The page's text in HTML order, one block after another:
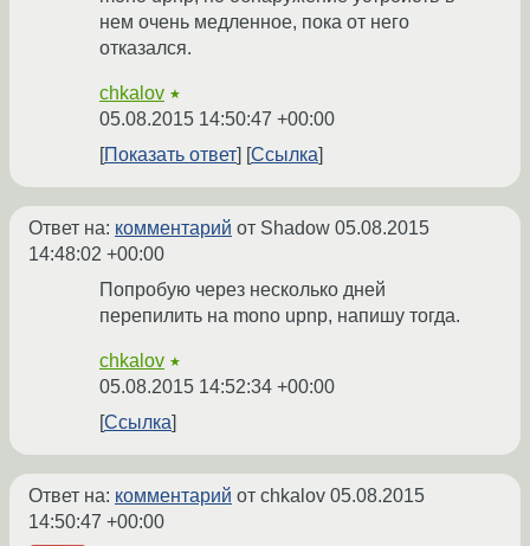
нем очень медленное, пока от него
отказался.
chkalov ★
05.08.2015 14:50:47 +00:00
Показать ответ
Ссылка
Ответ на: комментарий от Shadow 05.08.2015
14:48:02 +00:00
Попробую через несколько дней
перепилить на mono upnp, напишу тогда.
chkalov ★
05.08.2015 14:52:34 +00:00
Ссылка
Ответ на: комментарий от chkalov 05.08.2015
14:50:47 +00:00